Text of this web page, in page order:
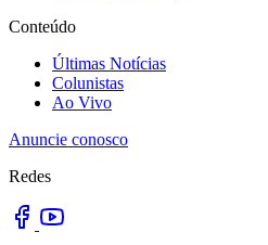
Conteúdo
Últimas Notícias
Colunistas
Ao Vivo
Anuncie conosco
Redes